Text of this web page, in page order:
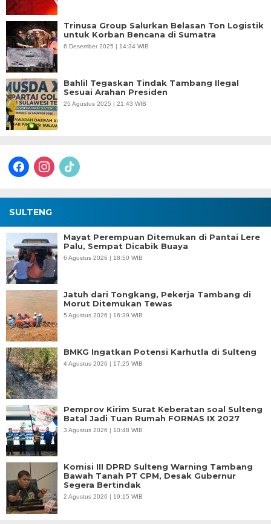
Trinusa Group Salurkan Belasan Ton Logistik
untuk Korban Bencana di Sumatra
6 Desember 2025 | 14:34 WIB
Bahlil Tegaskan Tindak Tambang Ilegal
Sesuai Arahan Presiden
25 Agustus 2025 | 21:43 WIB
facebookinstagram
tiktok
SULTENG
Mayat Perempuan Ditemukan di Pantai Lere
Palu, Sempat Dicabik Buaya
6 Agustus 2026 | 18:50 WIB
Jatuh dari Tongkang, Pekerja Tambang di
Morut Ditemukan Tewas
5 Agustus 2026 | 16:39 WIB
BMKG Ingatkan Potensi Karhutla di Sulteng
4 Agustus 2026 | 17:25 WIB
Pemprov Kirim Surat Keberatan soal Sulteng
Batal Jadi Tuan Rumah FORNAS IX 2027
3 Agustus 2026 | 10:48 WIB
Komisi III DPRD Sulteng Warning Tambang
Bawah Tanah PT CPM, Desak Gubernur
Segera Bertindak
2 Agustus 2026 | 19:15 WIB